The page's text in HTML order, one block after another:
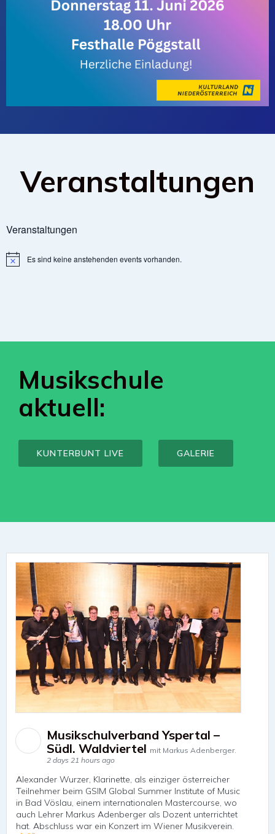
Veranstaltungen
Veranstaltungen
N
Es sind keine anstehenden events vorhanden.
Musikschule
aktuell:
KUNTERBUNT LIVE GALERIE
Musikschulverband Yspertal –
Südl. Waldviertel mit Markus Adenberger.
2 days 21 hours ago
Alexander Wurzer, Klarinette, als einziger österreicher
Teilnehmer beim GSIM Global Summer Institute of Music
in Bad Vöslau, einem internationalen Mastercourse, wo
auch Lehrer Markus Adenberger als Dozent unterrichtet
hat. Abschluss war ein Konzert im Wiener Musikverein.